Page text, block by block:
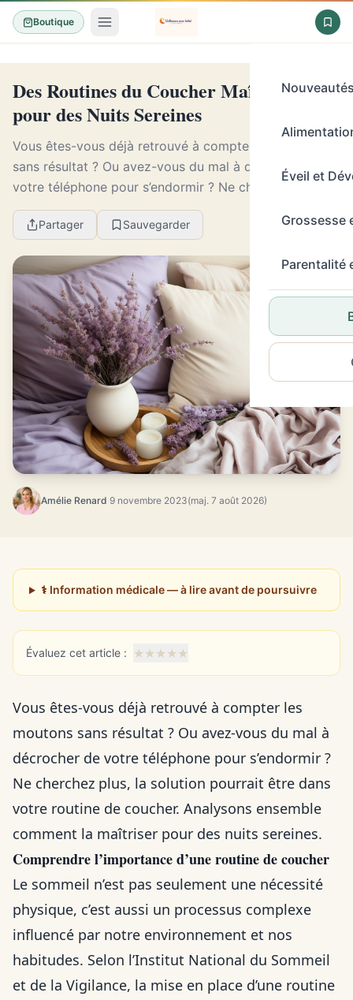
Boutique
Éveil et
Grossesse
Parentalité
Des Routines du Coucher Maîtrisées
pour des Nuits Sereines
Vous êtes-vous déjà retrouvé à compter les moutons
sans résultat ? Ou avez-vous du mal à décrocher de
votre téléphone pour s’endormir ? Ne cherchez plus, la
solution pourrait être dans votre routi...
Partager Sauvegarder
Amélie Renard·9 novembre 2023(maj. 7 août 2026)
⚕️ Information médicale — à lire avant de poursuivre
Évaluez cet article : ★★★★★
Vous êtes-vous déjà retrouvé à compter les
moutons sans résultat ? Ou avez-vous du mal à
décrocher de votre téléphone pour s’endormir ?
Ne cherchez plus, la solution pourrait être dans
votre routine de coucher. Analysons ensemble
comment la maîtriser pour des nuits sereines.
Comprendre l’importance d’une routine de coucher
Le sommeil n’est pas seulement une nécessité
physique, c’est aussi un processus complexe
influencé par notre environnement et nos
habitudes. Selon l’Institut National du Sommeil
et de la Vigilance, la mise en place d’une routine